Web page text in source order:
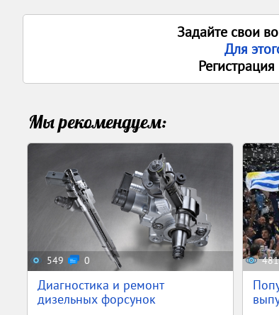
Задайте свои
Для
Мы рекомендуем:
549 0
Диагностика и ремонт
дизельных форсунок
481